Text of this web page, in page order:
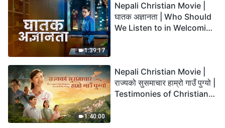
1:39:17
Nepali Christian Movie |
घातक अज्ञानता | Who Should
We Listen to in Welcoming
1:40:00
Nepali Christian Movie |
राज्यको सुसमाचार हाम्रो गाउँ पुग्यो |
Testimonies of Christians